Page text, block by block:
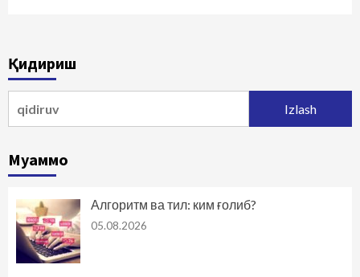
Қидириш
Муаммо
Алгоритм ва тил: ким ғолиб?
05.08.2026